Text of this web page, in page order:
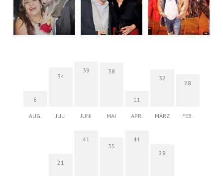
6
AUG.
34
JULI
39
JUNI
38
MAI
11
APR.
32
MÄRZ
28
FEB.
21
41
35
41
29